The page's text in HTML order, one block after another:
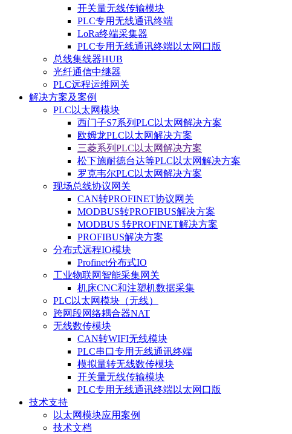
开关量无线传输模块
PLC专用无线通讯终端
LoRa终端采集器
PLC专用无线通讯终端以太网口版
总线集线器HUB
光纤通信中继器
PLC远程运维网关
解决方案及案例
PLC以太网模块
西门子S7系列PLC以太网解决方案
欧姆龙PLC以太网解决方案
三菱系列PLC以太网解决方案
松下施耐德台达等PLC以太网解决方案
罗克韦尔PLC以太网解决方案
现场总线协议网关
CAN转PROFINET协议网关
MODBUS转PROFIBUS解决方案
MODBUS 转PROFINET解决方案
PROFIBUS解决方案
分布式远程IO模块
Profinet分布式IO
工业物联网智能采集网关
机床CNC和注塑机数据采集
PLC以太网模块（无线）
跨网段网络耦合器NAT
无线数传模块
CAN转WIFI无线模块
PLC串口专用无线通讯终端
模拟量转无线数传模块
开关量无线传输模块
PLC专用无线通讯终端以太网口版
技术支持
以太网模块应用案例
技术文档